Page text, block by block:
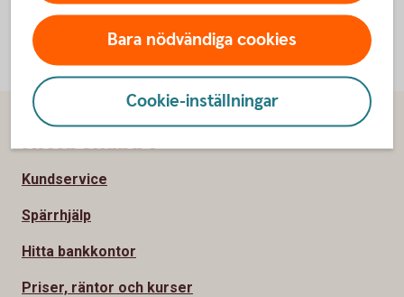
Bara nödvändiga cookies
Cookie-inställningar
Sidfot
Hitta snabbt
Kundservice
Spärrhjälp
Hitta bankkontor
Priser, räntor och kurser